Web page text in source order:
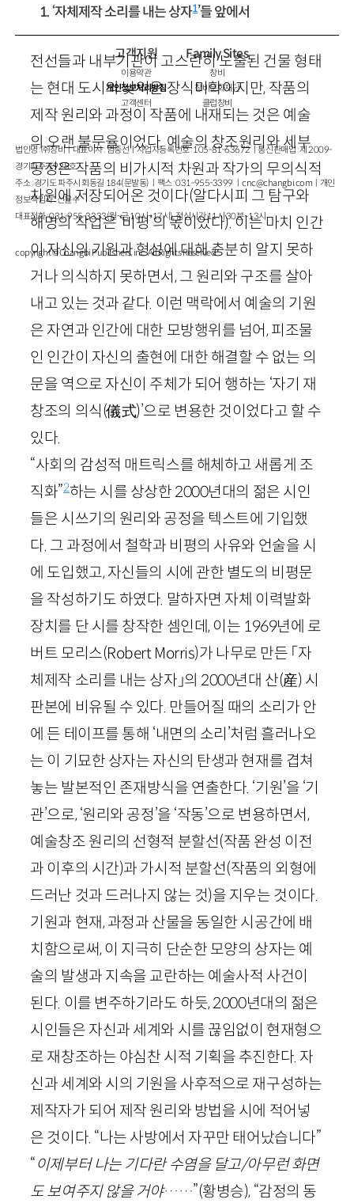
1. ‘자체제작 소리를 내는 상자1’들 앞에서
전선들과 내부기관이 고스란히 노출된 건물 형태
는 현대 도시의 낯익은 장식미학이지만, 작품의
제작 원리와 과정이 작품에 내재되는 것은 예술
의 오랜 불문율이었다. 예술의 창조원리와 세부
공정은 작품의 비가시적 차원과 작가의 무의식적
차원에 저장되어온 것이다(알다시피 그 탐구와
해명의 작업은 ‘비평’의 몫이었다). 이는 마치 인간
이 자신의 기원과 형성에 대해 충분히 알지 못하
거나 의식하지 못하면서, 그 원리와 구조를 살아
내고 있는 것과 같다. 이런 맥락에서 예술의 기원
은 자연과 인간에 대한 모방행위를 넘어, 피조물
인 인간이 자신의 출현에 대한 해결할 수 없는 의
문을 역으로 자신이 주체가 되어 행하는 ‘자기 재
창조의 의식(儀式)’으로 변용한 것이었다고 할 수
있다.
“사회의 감성적 매트릭스를 해체하고 새롭게 조
직화”2하는 시를 상상한 2000년대의 젊은 시인
들은 시쓰기의 원리와 공정을 텍스트에 기입했
다. 그 과정에서 철학과 비평의 사유와 언술을 시
에 도입했고, 자신들의 시에 관한 별도의 비평문
을 작성하기도 하였다. 말하자면 자체 이력발화
장치를 단 시를 창작한 셈인데, 이는 1969년에 로
버트 모리스(Robert Morris)가 나무로 만든 「자
체제작 소리를 내는 상자」의 2000년대 산(産) 시
판본에 비유될 수 있다. 만들어질 때의 소리가 안
에 든 테이프를 통해 ‘내면의 소리’처럼 흘러나오
는 이 기묘한 상자는 자신의 탄생과 현재를 겹쳐
놓는 발본적인 존재방식을 연출한다. ‘기원’을 ‘기
관’으로, ‘원리와 공정’을 ‘작동’으로 변용하면서,
예술창조 원리의 선형적 분할선(작품 완성 이전
과 이후의 시간)과 가시적 분할선(작품의 외형에
드러난 것과 드러나지 않는 것)을 지우는 것이다.
기원과 현재, 과정과 산물을 동일한 시공간에 배
치함으로써, 이 지극히 단순한 모양의 상자는 예
술의 발생과 지속을 교란하는 예술사적 사건이
된다. 이를 변주하기라도 하듯,2000년대의 젊은
시인들은 자신과 세계와 시를 끊임없이 현재형으
로 재창조하는 야심찬 시적 기획을 추진한다. 자
신과 세계와 시의 기원을 사후적으로 재구성하는
제작자가 되어 제작 원리와 방법을 시에 적어넣
은 것이다. “나는 사방에서 자꾸만 태어났습니다”
“이제부터 나는 기다란 수염을 달고/아무런 화면
도 보여주지 않을 거야……”(황병승), “감정의 동
고객지원
이용약관
개인정보처리방침
고객센터
Family Sites
창비
창비문화재단
클럽창비
법인명 : ㈜창비ㅣ대표이사 : 염종선ㅣ사업자등록번호 : 105-81-63672ㅣ통신판매업 : 제 2009-
경기파주-1928호
주소 : 경기도 파주시 회동길 184(문발동)ㅣ팩스 : 031-955-3399 ㅣcnc@changbi.com ㅣ개인
정보책임자 : 신문수
대표전화 : 031-955-3333(월~금 10시~17시), 점심시간 11시 30분~13시
copyright © Changbi Publishers, inc. All Rights Reserved.